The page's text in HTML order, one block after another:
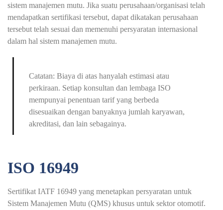
sistem manajemen mutu. Jika suatu perusahaan/organisasi telah
mendapatkan sertifikasi tersebut, dapat dikatakan perusahaan
tersebut telah sesuai dan memenuhi persyaratan internasional
dalam hal sistem manajemen mutu.
Catatan: Biaya di atas hanyalah estimasi atau
perkiraan. Setiap konsultan dan lembaga ISO
mempunyai penentuan tarif yang berbeda
disesuaikan dengan banyaknya jumlah karyawan,
akreditasi, dan lain sebagainya.
ISO 16949
Sertifikat IATF 16949 yang menetapkan persyaratan untuk
Sistem Manajemen Mutu (QMS) khusus untuk sektor otomotif.